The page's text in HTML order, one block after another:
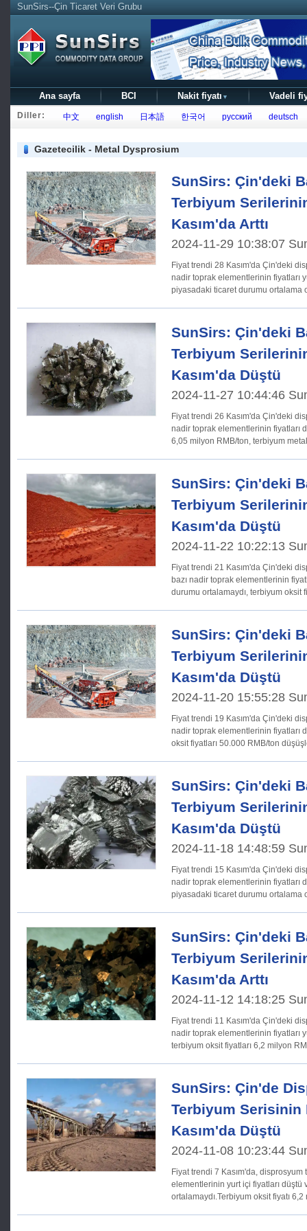
SunSirs--Çin Ticaret Veri Grubu
Ana sayfa BCI Nakit fiyatı ▼ Vadeli
Diller: 中文 english 日本語 한국어 русский deutsch
Gazetecilik - Metal Dysprosium
SunSirs: Çin'deki
Terbiyum
Kasım'da Arttı
2024-11-29 10:38:07
Fiyat trendi 28 Kasım'da Çin'deki disprosyum terbiyum serisindeki
nadir toprak elementlerinin fiyatları
piyasadaki ticaret durumu ortalama
SunSirs: Çin'deki
Terbiyum
Kasım'da Düştü
2024-11-27 10:44:46
Fiyat trendi 26 Kasım'da Çin'deki disprosyum terbiyum serisindeki
nadir toprak elementlerinin fiyatları
6,05 milyon RMB/ton, terbiyum
SunSirs: Çin'deki
Terbiyum
Kasım'da Düştü
2024-11-22 10:22:13
Fiyat trendi 21 Kasım'da Çin'deki disprosyum terbiyum serisindeki
bazı nadir toprak elementlerinin
durumu ortalamaydı, terbiyum oksit
SunSirs: Çin'deki
Terbiyum
Kasım'da Düştü
2024-11-20 15:55:28
Fiyat trendi 19 Kasım'da Çin'deki disprosyum terbiyum serisindeki
nadir toprak elementlerinin fiyatları
oksit fiyatları 50.000 RMB/ton
SunSirs: Çin'deki
Terbiyum
Kasım'da Düştü
2024-11-18 14:48:59
Fiyat trendi 15 Kasım'da Çin'deki disprosyum terbiyum serisindeki
nadir toprak elementlerinin fiyatları
piyasadaki ticaret durumu ortalama
SunSirs: Çin'deki
Terbiyum
Kasım'da Arttı
2024-11-12 14:18:25
Fiyat trendi 11 Kasım'da Çin'deki disprosyum terbiyum serisindeki
nadir toprak elementlerinin fiyatları
terbiyum oksit fiyatları 6,2 milyon
SunSirs: Çin'de
Terbiyum Serisinin
Kasım'da Düştü
2024-11-08 10:23:44
Fiyat trendi 7 Kasım'da, disprosyum terbiyum nadir toprak
elementlerinin yurt içi fiyatları
ortalamaydı.Terbiyum oksit fiyatı